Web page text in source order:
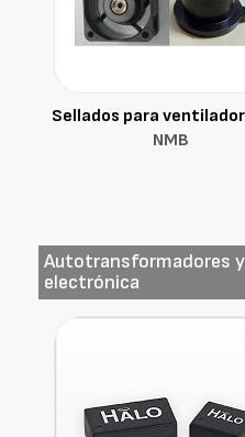
Sellados para
NMB
Autotransformadores
electrónica